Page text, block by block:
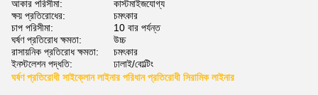
আকার পরিসীমা:
কাস্টমাইজযোগ্য
ক্ষয় প্রতিরোধের:
চমৎকার
চাপ পরিসীমা:
10 বার পর্যন্ত
ঘর্ষণ প্রতিরোধ ক্ষমতা:
উচ্চ
রাসায়নিক প্রতিরোধ ক্ষমতা:
চমৎকার
ইনস্টলেশন পদ্ধতি:
ঢালাই/বোল্টিং
ঘর্ষণ প্রতিরোধী সাইক্লোন লাইনার পরিধান প্রতিরোধী সিরামিক লাইনার